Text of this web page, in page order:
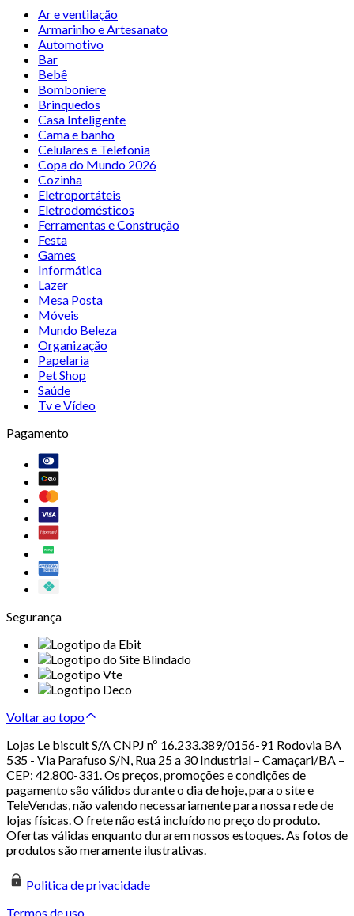
Ar e ventilação
Armarinho e Artesanato
Automotivo
Bar
Bebê
Bomboniere
Brinquedos
Casa Inteligente
Cama e banho
Celulares e Telefonia
Copa do Mundo 2026
Cozinha
Eletroportáteis
Eletrodomésticos
Ferramentas e Construção
Festa
Games
Informática
Lazer
Mesa Posta
Móveis
Mundo Beleza
Organização
Papelaria
Pet Shop
Saúde
Tv e Vídeo
Pagamento
Segurança
Voltar ao topo
Lojas Le biscuit S/A CNPJ nº 16.233.389/0156-91 Rodovia BA
535 - Via Parafuso S/N, Rua 25 a 30 Industrial – Camaçari/BA –
CEP: 42.800-331. Os preços, promoções e condições de
pagamento são válidos durante o dia de hoje, para o site e
TeleVendas, não valendo necessariamente para nossa rede de
lojas físicas. O frete não está incluído no preço do produto.
Ofertas válidas enquanto durarem nossos estoques. As fotos de
produtos são meramente ilustrativas.
Politica de privacidade
Termos de uso